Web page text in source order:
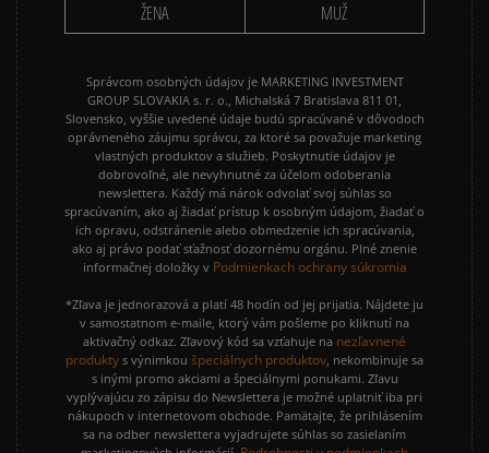
ŽENA MUŽ
Správcom osobných údajov je MARKETING INVESTMENT
GROUP SLOVAKIA s. r. o., Michalská 7 Bratislava 811 01,
Slovensko, vyššie uvedené údaje budú spracúvané v dôvodoch
oprávneného záujmu správcu, za ktoré sa považuje marketing
vlastných produktov a služieb. Poskytnutie údajov je
dobrovoľné, ale nevyhnutné za účelom odoberania
newslettera. Každý má nárok odvolať svoj súhlas so
spracúvaním, ako aj žiadať prístup k osobným údajom, žiadať o
ich opravu, odstránenie alebo obmedzenie ich spracúvania,
ako aj právo podať sťažnosť dozornému orgánu. Plné znenie
informačnej doložky v Podmienkach ochrany súkromia
*Zľava je jednorazová a platí 48 hodín od jej prijatia. Nájdete ju
v samostatnom e-maile, ktorý vám pošleme po kliknutí na
aktivačný odkaz. Zľavový kód sa vzťahuje na nezľavnené
produkty s výnimkou špeciálnych produktov, nekombinuje sa
s inými promo akciami a špeciálnymi ponukami. Zľavu
vyplývajúcu zo zápisu do Newslettera je možné uplatniť iba pri
nákupoch v internetovom obchode. Pamätajte, že prihlásením
sa na odber newslettera vyjadrujete súhlas so zasielaním